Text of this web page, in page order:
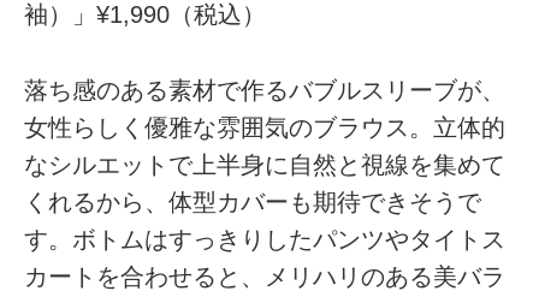
袖）」¥1,990（税込）
落ち感のある素材で作るバブルスリーブが、
女性らしく優雅な雰囲気のブラウス。立体的
なシルエットで上半身に自然と視線を集めて
くれるから、体型カバーも期待できそうで
す。ボトムはすっきりしたパンツやタイトス
カートを合わせると、メリハリのある美バラ